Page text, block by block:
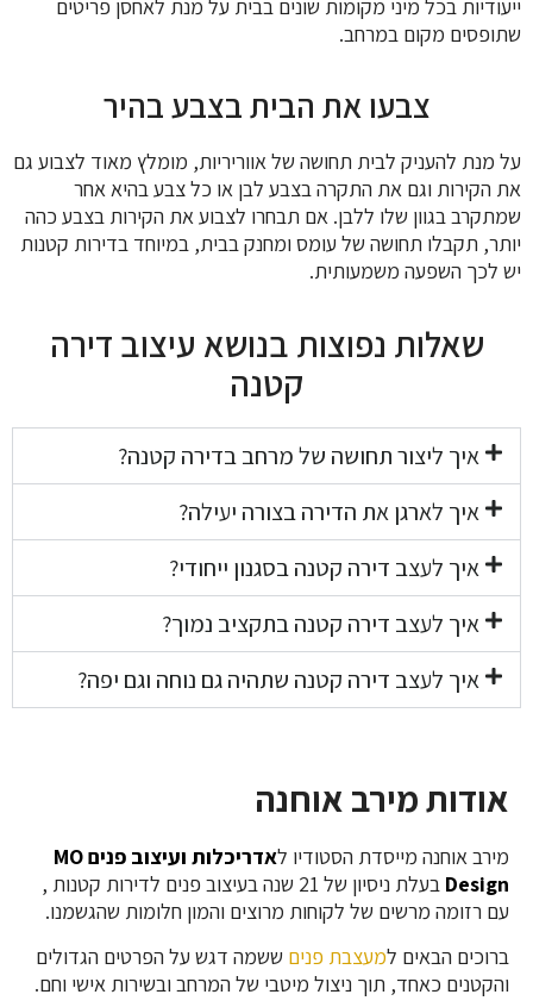
ייעודיות בכל מיני מקומות שונים בבית על מנת לאחסן פריטים
שתופסים מקום במרחב.
צבעו את הבית בצבע בהיר
על מנת להעניק לבית תחושה של אווריריות, מומלץ מאוד לצבוע גם
את הקירות וגם את התקרה בצבע לבן או כל צבע בהיא אחר
שמתקרב בגוון שלו ללבן. אם תבחרו לצבוע את הקירות בצבע כהה
יותר, תקבלו תחושה של עומס ומחנק בבית, במיוחד בדירות קטנות
יש לכך השפעה משמעותית.
שאלות נפוצות בנושא עיצוב דירה
קטנה
איך ליצור תחושה של מרחב בדירה קטנה?
איך לארגן את הדירה בצורה יעילה?
איך לעצב דירה קטנה בסגנון ייחודי?
איך לעצב דירה קטנה בתקציב נמוך?
איך לעצב דירה קטנה שתהיה גם נוחה וגם יפה?
אודות מירב אוחנה
מירב אוחנה מייסדת הסטודיו לאדריכלות ו
עיצוב פנים MO
Design
בעלת ניסיון של 21 שנה בעיצוב פנים לדירות קטנות ,
עם רזומה מרשים של לקוחות מרוצים והמון חלומות שהגשמנו.
ברוכים הבאים למעצבת פנים ששמה דגש על הפרטים הגדולים
והקטנים כאחד, תוך ניצול מיטבי של המרחב ובשירות אישי וחם.